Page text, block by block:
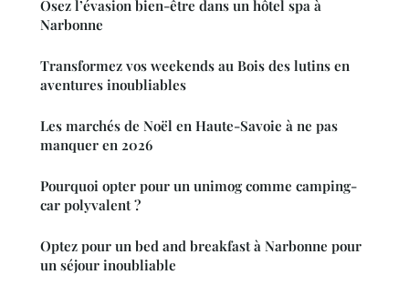
Osez l’évasion bien-être dans un hôtel spa à
Narbonne
Transformez vos weekends au Bois des lutins en
aventures inoubliables
Les marchés de Noël en Haute-Savoie à ne pas
manquer en 2026
Pourquoi opter pour un unimog comme camping-
car polyvalent ?
Optez pour un bed and breakfast à Narbonne pour
un séjour inoubliable